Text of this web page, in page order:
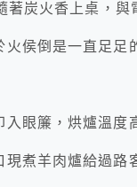
炭火香上桌，與
侯倒是一直足足
眼簾，烘爐溫度
煮羊肉爐給過路